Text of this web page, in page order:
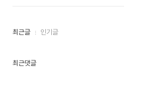
최
인
최근글 인기글
최근댓글